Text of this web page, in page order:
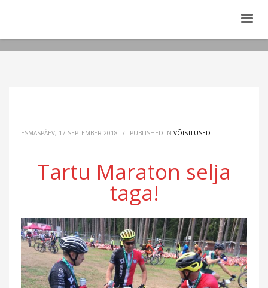
ESMASPÄEV, 17 SEPTEMBER 2018 / PUBLISHED IN VÕISTLUSED
Tartu Maraton selja
taga!